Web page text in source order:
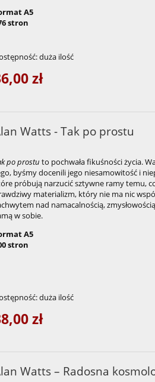
A5
stron
duża ilość
zł
Watts - Tak po prostu
po prostu to pochwała fikuśności życia.
byśmy docenili jego niesamowitość i
próbują narzucić sztywne ramy temu,
materializm, który nie ma nic
nad namacalnością,
w sobie.
A5
stron
duża ilość
zł
Watts – Radosna